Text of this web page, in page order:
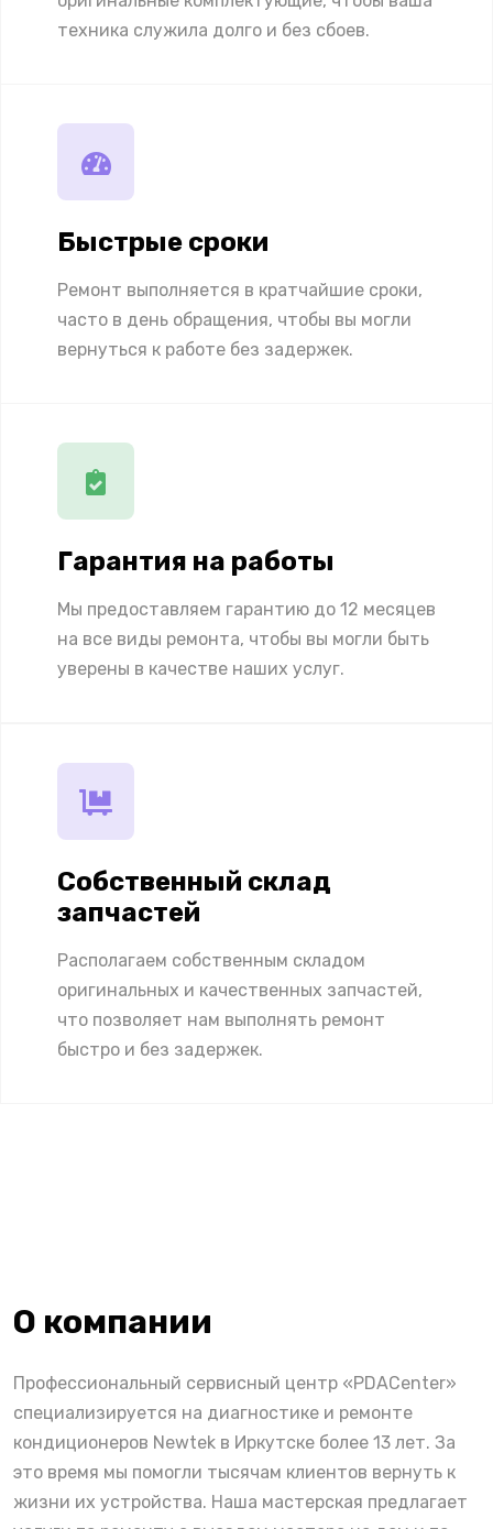
техника служила долго и без сбоев.
Быстрые сроки
Ремонт выполняется в кратчайшие сроки,
часто в день обращения, чтобы вы могли
вернуться к работе без задержек.
Гарантия на работы
Мы предоставляем гарантию до 12 месяцев
на все виды ремонта, чтобы вы могли быть
уверены в качестве наших услуг.
Собственный склад
запчастей
Располагаем собственным складом
оригинальных и качественных запчастей,
что позволяет нам выполнять ремонт
быстро и без задержек.
О компании
Профессиональный сервисный центр «PDACenter»
специализируется на диагностике и ремонте
кондиционеров Newtek в Иркутске более 13 лет. За
это время мы помогли тысячам клиентов вернуть к
жизни их устройства. Наша мастерская предлагает